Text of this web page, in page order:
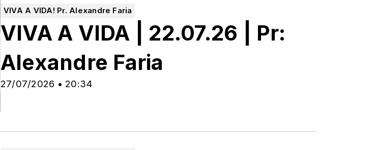
VIVA A VIDA! Pr. Alexandre Faria
27/07/2026 • 20:34
VIVA A VIDA | 22.07.26 | Pr:
Alexandre Faria